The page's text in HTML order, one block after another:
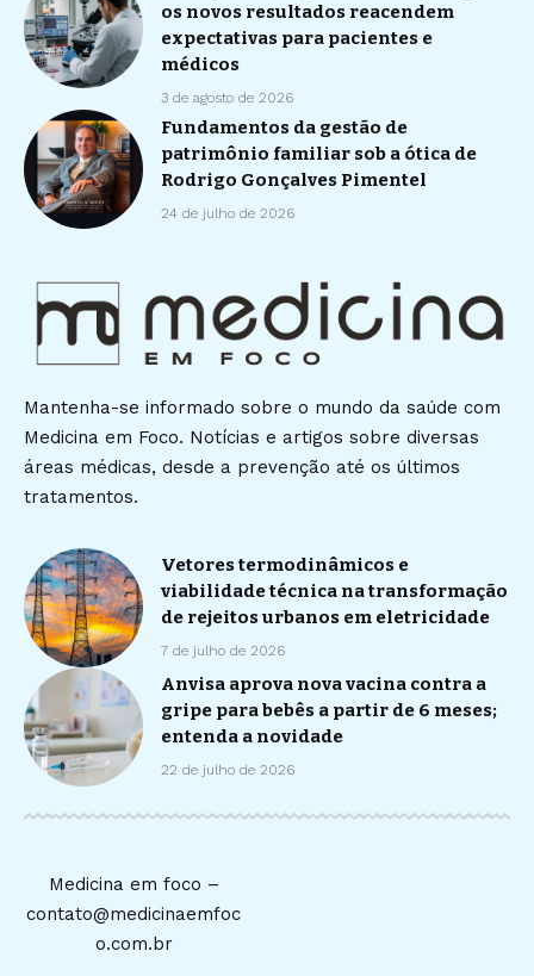
os novos resultados reacendem
expectativas para pacientes e
médicos
3 de agosto de 2026
Fundamentos da gestão de
patrimônio familiar sob a ótica de
Rodrigo Gonçalves Pimentel
24 de julho de 2026
Mantenha-se informado sobre o mundo da saúde com
Medicina em Foco. Notícias e artigos sobre diversas
áreas médicas, desde a prevenção até os últimos
tratamentos.
Vetores termodinâmicos e
viabilidade técnica na transformação
de rejeitos urbanos em eletricidade
7 de julho de 2026
Anvisa aprova nova vacina contra a
gripe para bebês a partir de 6 meses;
entenda a novidade
22 de julho de 2026
Medicina em foco –
contato@medicinaemfoc
o.com.br